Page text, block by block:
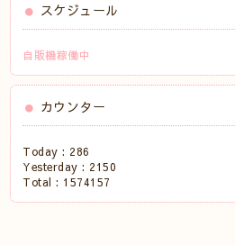
スケジュール
自販機稼働中
カウンター
Today : 286
Yesterday : 2150
Total : 1574157